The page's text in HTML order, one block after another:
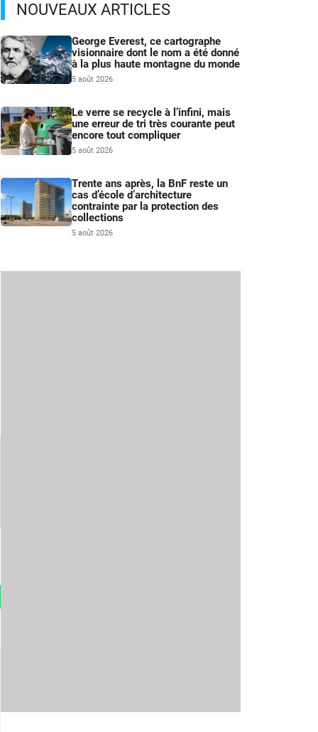
NOUVEAUX ARTICLES
George Everest, ce cartographe
visionnaire dont le nom a été donné
à la plus haute montagne du monde
5 août 2026
Le verre se recycle à l’infini, mais
une erreur de tri très courante peut
encore tout compliquer
5 août 2026
Trente ans après, la BnF reste un
cas d’école d’architecture
contrainte par la protection des
collections
5 août 2026